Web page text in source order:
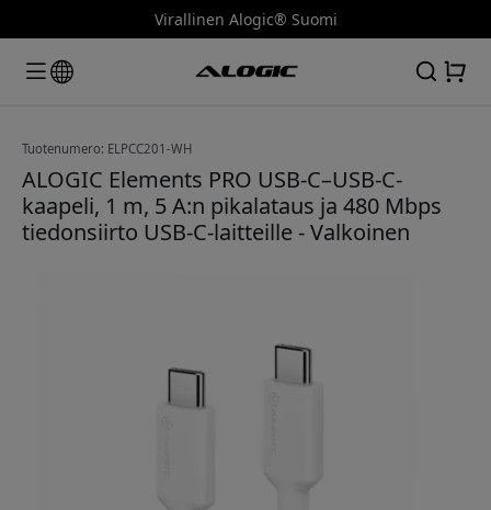
Virallinen Alogic® Suomi
Tuotenumero: ELPCC201-WH
ALOGIC Elements PRO USB-C–USB-C-
kaapeli, 1 m, 5 A:n pikalataus ja 480 Mbps
tiedonsiirto USB-C-laitteille - Valkoinen